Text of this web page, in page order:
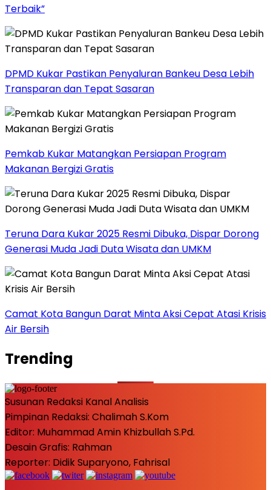
Terbaik”
DPMD Kukar Pastikan Penyaluran Bankeu Desa Lebih
Transparan dan Tepat Sasaran
Pemkab Kukar Matangkan Persiapan Program
Makanan Bergizi Gratis
Teruna Dara Kukar 2025 Resmi Dibuka, Dispar Dorong
Generasi Muda Jadi Duta Wisata dan UMKM
Camat Kota Bangun Darat Minta Aksi Cepat Atasi Krisis
Air Bersih
Trending
Susunan Redaksi Kanal Analisis
Pimpinan Redaksi: Chalimah S.Kom
Editor: Muhammad Amin Khizbullah S.Pd.
Desain Grafis: Rahman
Reporter: Didik Suparyono, Fahrisal